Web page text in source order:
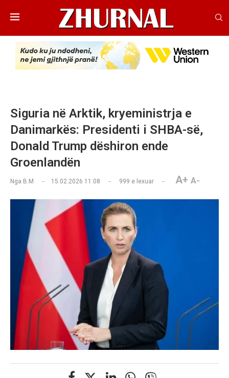
Siguria në Arktik, kryeministrja e
Danimarkës: Presidenti i SHBA-së,
Donald Trump dëshiron ende
Groenlandën
Nga B.M 15.02.2026 11:08 999 e lexuar A+ A-